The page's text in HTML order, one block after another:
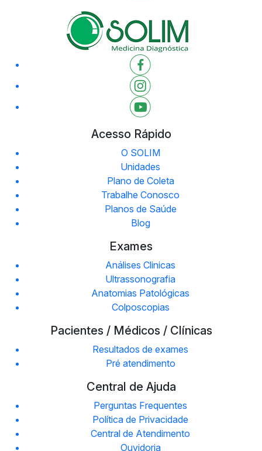
Acesso Rápido
O SOLIM
Unidades
Plano de Coleta
Trabalhe Conosco
Planos de Saúde
Blog
Exames
Análises Clinicas
Ultrassonografia
Anatomias Patológicas
Colposcopias
Pacientes / Médicos / Clínicas
Resultados de exames
Pré atendimento
Central de Ajuda
Perguntas Frequentes
Política de Privacidade
Central de Atendimento
Ouvidoria